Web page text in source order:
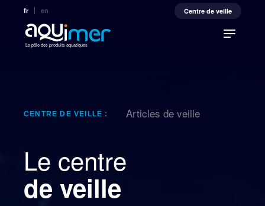
fr en Centre de veille
Le pôle des produits aquatiques
CENTRE DE VEILLE : Articles de veille
Le centre
de veille